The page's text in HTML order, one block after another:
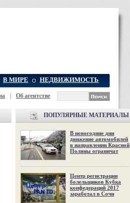
В МИРЕ НЕДВИЖИМОСТЬ
Об агентстве
ПОПУЛЯРНЫЕ МАТЕРИАЛЫ
В новогодние дни
движение автомобилей
в направлении Красной
Поляны ограничат
Центр регистрации
болельщиков Кубка
конфедераций 2017
заработал в Сочи